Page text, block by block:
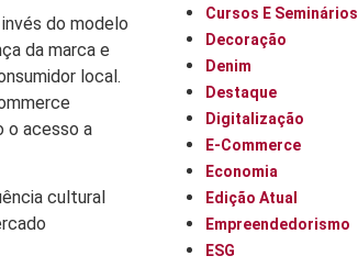
do modelo
da marca e
local.
o acesso a
cultural
Cursos E Seminários
Decoração
Denim
Destaque
Digitalização
E-Commerce
Economia
Edição Atual
Empreendedorismo
ESG